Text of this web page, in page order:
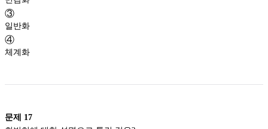
③
일반화
④
체계화
문제 17